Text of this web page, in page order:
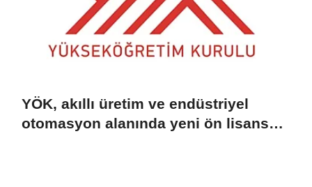
YÖK, akıllı üretim ve endüstriyel
otomasyon alanında yeni ön lisans